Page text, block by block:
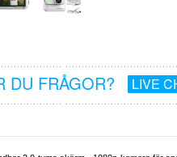
DU FRÅGOR? LIVE